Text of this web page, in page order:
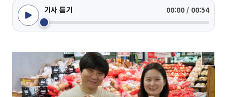
기사 듣기 00:00 / 00:54